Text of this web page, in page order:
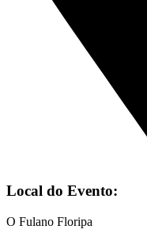
Local do Evento:
O Fulano Floripa